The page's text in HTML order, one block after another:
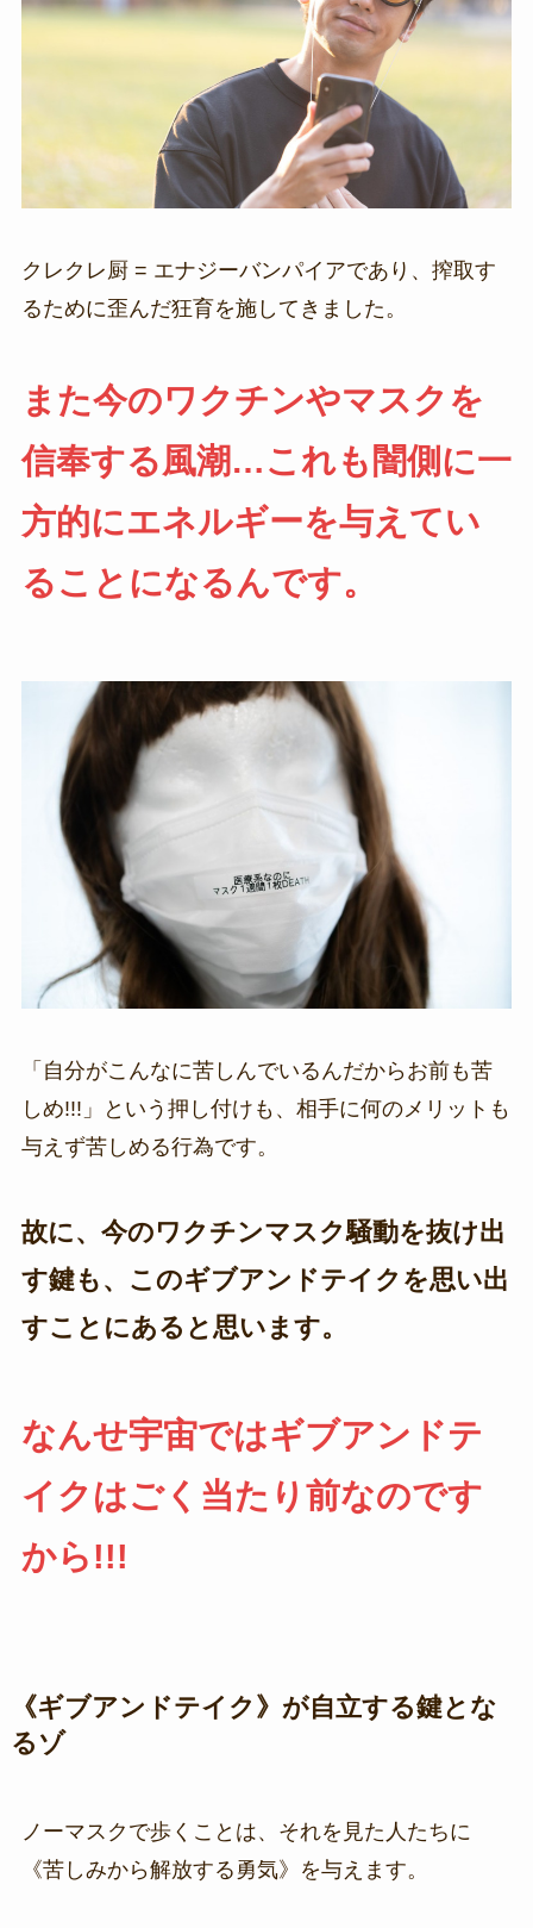
クレクレ厨 = エナジーバンパイアであり、搾取す
るために歪んだ狂育を施してきました。
また今のワクチンやマスクを
信奉する風潮…これも闇側に一
方的にエネルギーを与えてい
ることになるんです。
「自分がこんなに苦しんでいるんだからお前も苦
しめ!!!」という押し付けも、相手に何のメリットも
与えず苦しめる行為です。
故に、今のワクチンマスク騒動を抜け出
す鍵も、このギブアンドテイクを思い出
すことにあると思います。
なんせ宇宙ではギブアンドテ
イクはごく当たり前なのです
から!!!
《ギブアンドテイク》が自立する鍵とな
るゾ
ノーマスクで歩くことは、それを見た人たちに
《苦しみから解放する勇気》を与えます。